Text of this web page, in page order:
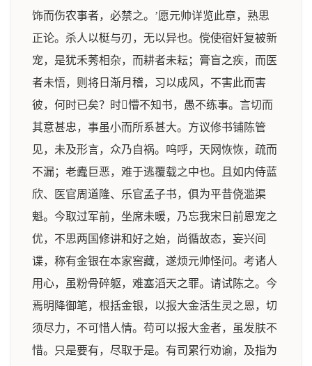
饰而伤农事者，必禁之。’愿元帅详览此章，熟思
正论。杀人以梃与刃，无以异也。傥使宿奸复被新
宠，是犹禾莠相杂，而耕者未耘；膏盲之疾，而医
者未悟，则将日渐月稽，习以成风，不害此而害
彼，何时已矣？时懵不知书，愚不练事。言切而
其意甚忠，事虽小而所系甚大。方议修书铺陈管
见，未及形言，众乃自祸。呜呼，天网恢恢，疏而
不漏；老蠹巨恶，难于逃覆载之中也。且如内侍蓝
欣、医官周道隆、乐官孟子书，俱为平昔侥滥渠
魁。今取过军前，坐席未暖，乃忘我宋日前恩宠之
优，不思两国修讲和好之始，尚循故态，妄兴间
谍，称有金银在本家窖藏，遂烦元帅怪问。考诸人
用心，虽粉骨碎躯，难塞滔天之罪。请试陈之。今
焉明降御笔，根括金银，以报大金活生灵之恩，切
须尽力，不可惜人情。苟可以报大金者，虽发肤不
惜。只是要有，尽取于是。有司累行劝谕，及指为